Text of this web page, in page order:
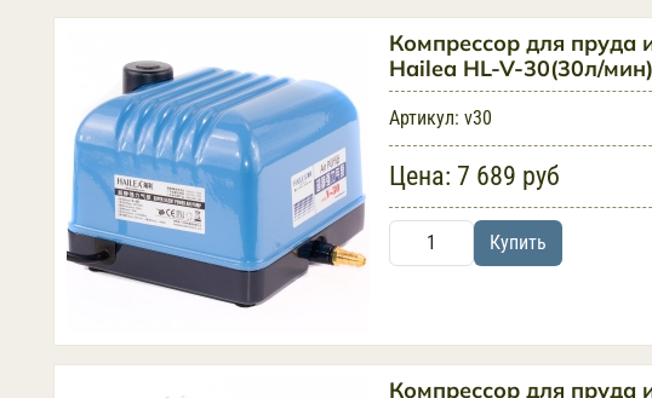
Компрессор для пруда
Hailea HL-V-30(30л/мин)
Артикул: v30
Цена: 7 689 руб
Купить
Компрессор для пруда